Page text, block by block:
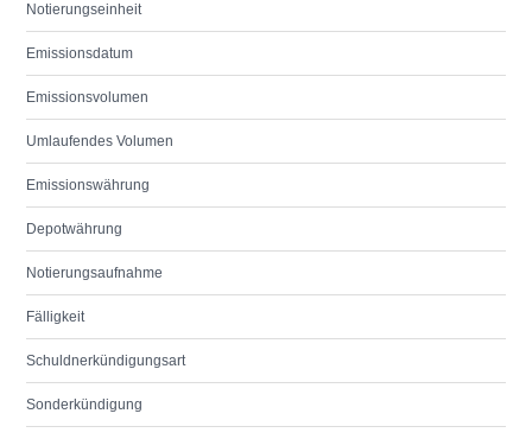
Notierungseinheit
Emissionsdatum
Emissionsvolumen
Umlaufendes Volumen
Emissionswährung
Depotwährung
Notierungsaufnahme
Fälligkeit
Schuldnerkündigungsart
Sonderkündigung